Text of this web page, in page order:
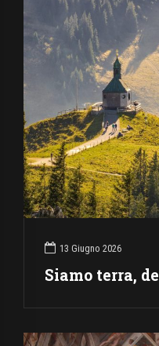
13 Giugno 2026
Siamo terra,